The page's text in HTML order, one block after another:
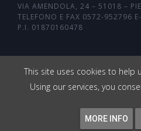
This site uses cookies to help
Using our services, you
MORE INFO
VIA AMENDOLA, 24 – 51018 –
TELEFONO E FAX 0572-952796
P.I. 01870160478
CICLOIDEA.IT